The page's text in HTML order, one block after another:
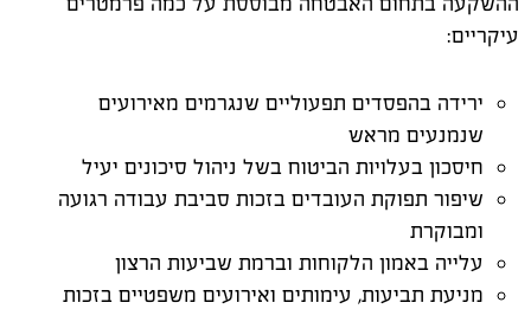
עיקריים:
ירידה בהפסדים תפעוליים שנגרמים מאירועים
שנמנעים מראש
חיסכון בעלויות הביטוח בשל ניהול סיכונים יעיל
שיפור תפוקת העובדים בזכות סביבת עבודה רגועה
ומבוקרת
עלייה באמון הלקוחות וברמת שביעות הרצון
מניעת תביעות, עימותים ואירועים משפטיים בזכות